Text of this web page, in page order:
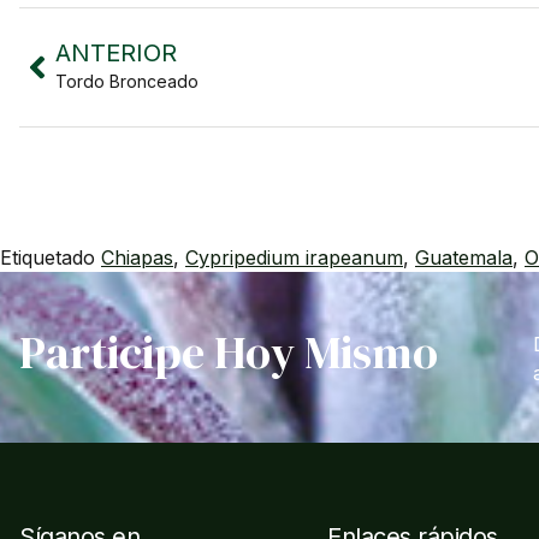
ANTERIOR
Tordo Bronceado
Etiquetado Chiapas, Cypripedium irapeanum, Guatemala,
Participe Hoy Mismo